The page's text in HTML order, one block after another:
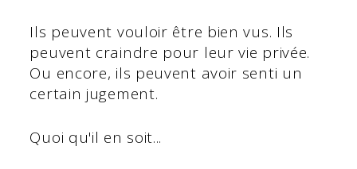
Ils peuvent vouloir être bien vus. Ils
peuvent craindre pour leur vie privée.
Ou encore, ils peuvent avoir senti un
certain jugement.
Quoi qu'il en soit...